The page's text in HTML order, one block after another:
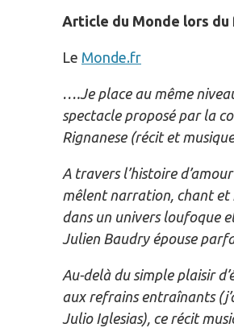
Article du Monde lors
Le Monde.fr
….Je place au même
spectacle proposé par la
Rignanese (récit et
A travers l’histoire
mêlent narration, chant et
dans un univers loufoque
Julien Baudry épouse
Au-delà du simple plaisir
aux refrains entraînants
Julio Iglesias), ce récit